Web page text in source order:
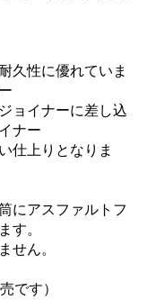
久性に優れていま
ョイナーに差し込
ナー
仕上りとなりま
アスファルトフ
す。
ん。
です）